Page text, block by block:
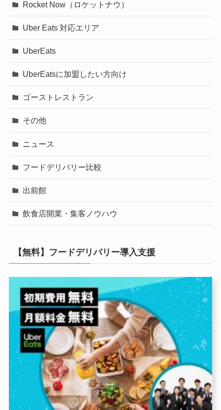
Rocket Now（ロケットナウ）
Uber Eats 対応エリア
UberEats
UberEatsに加盟したい方向け
ゴーストレストラン
その他
ニュース
フードデリバリー比較
出前館
飲食店開業・集客ノウハウ
【無料】フードデリバリー導入支援